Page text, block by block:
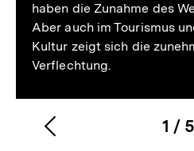
haben die Zunahme des
Aber auch im Tourismus
Kultur zeigt sich die
Verflechtung.
1
von
/ 5
Vorherigen